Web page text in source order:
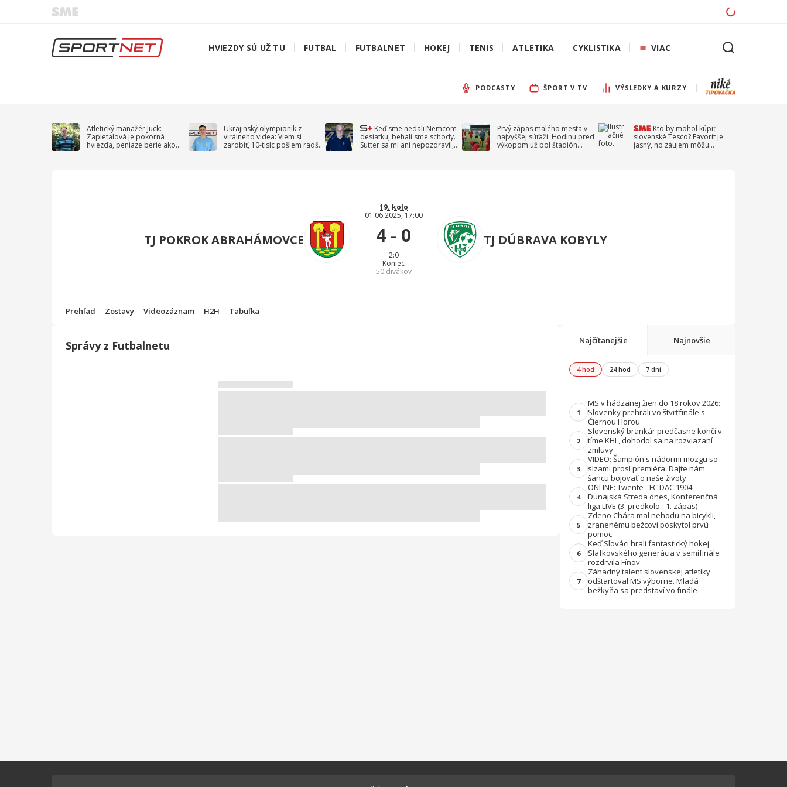
HVIEZDY SÚ UŽ TU FUTBAL FUTBALNET HOKEJ TENIS ATLETIKA CYKLISTIKA VIAC
PODCASTY ŠPORT V TV VÝSLEDKY A KURZY
Atletický manažér Juck:
Zapletalová je pokorná
hviezda, peniaze berie ako
Ukrajinský olympionik z
virálneho videa: Viem si
zarobiť, 10-tisíc pošlem radšej
Keď sme nedali Nemcom
desiatku, behali sme schody.
Sutter sa mi ani nepozdravil,
Prvý zápas malého mesta v
najvyššej súťaži. Hodinu pred
výkopom už bol štadión
Kto by mohol kúpiť
slovenské Tesco? Favorit je
jasný, no záujem môžu
TJ POKROK ABRAHÁMOVCE
19. kolo
01.06.2025, 17:00
4 - 0
2:0
Koniec
50divákov
TJ DÚBRAVA KOBYLY
Prehľad Zostavy Videozáznam H2H Tabuľka
Správy z Futbalnetu Najčítanejšie Najnovšie
4 hod 24 hod 7 dní
1
MS v hádzanej žien do 18 rokov 2026:
Slovenky prehrali vo štvrťfinále s
Čiernou Horou
2
Slovenský brankár predčasne končí v
tíme KHL, dohodol sa na rozviazaní
zmluvy
3
VIDEO: Šampión s nádormi mozgu so
slzami prosí premiéra: Dajte nám
šancu bojovať o naše životy
4
ONLINE: Twente - FC DAC 1904
Dunajská Streda dnes, Konferenčná
liga LIVE (3. predkolo - 1. zápas)
5
Zdeno Chára mal nehodu na bicykli,
zranenému bežcovi poskytol prvú
pomoc
6
Keď Slováci hrali fantastický hokej.
Slafkovského generácia v semifinále
rozdrvila Fínov
7
Záhadný talent slovenskej atletiky
odštartoval MS výborne. Mladá
bežkyňa sa predstaví vo finále